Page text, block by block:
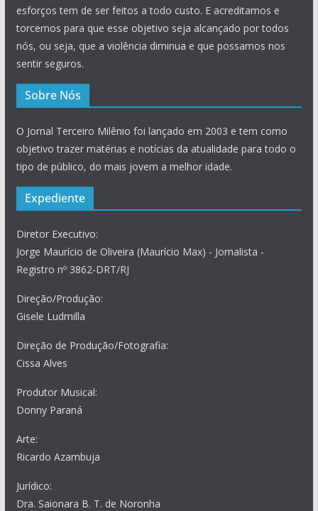
esforços tem de ser feitos a todo custo. E acreditamos e
torcemos para que esse objetivo seja alcançado por todos
nós, ou seja, que a violência diminua e que possamos nos
sentir seguros.
Sobre Nós
O Jornal Terceiro Milênio foi lançado em 2003 e tem como
objetivo trazer matérias e notícias da atualidade para todo o
tipo de público, do mais jovem a melhor idade.
Expediente
Diretor Executivo:
Jorge Maurício de Oliveira (Maurício Max) - Jornalista -
Registro nº 3862-DRT/RJ
Direção/Produção:
Gisele Ludmilla
Direção de Produção/Fotografia:
Cissa Alves
Produtor Musical:
Donny Paraná
Arte:
Ricardo Azambuja
Jurídico:
Dra. Saionara B. T. de Noronha